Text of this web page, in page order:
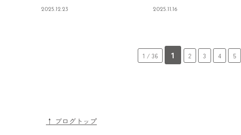
2025.12.23 2025.11.16
1 / 36 1 2 3 4 5
↑ ブログトップ